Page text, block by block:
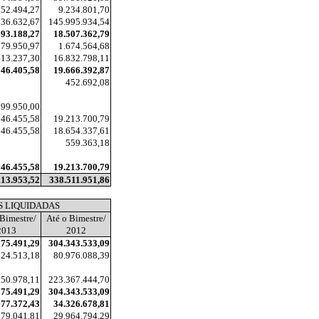
9.234.801,70
145.995.934,54
18.507.362,79
1.674.564,68
16.832.798,11
19.666.392,87
452.692,08
19.213.700,79
18.654.337,61
559.363,18
19.213.700,79
338.511.951,86
LIQUIDADAS
Até o Bimestre/
2012
304.343.533,09
80.976.088,39
223.367.444,70
304.343.533,09
34.326.678,81
29.964.794,29